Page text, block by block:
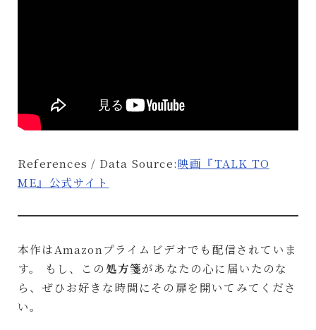
References / Data Source:映画『TALK TO
ME』公式サイト
本作はAmazonプライムビデオでも配信されていま
す。 もし、この 処方箋があなたの心に届いたのな
ら、ぜひお好きな時間にその扉を開いてみてくださ
い。